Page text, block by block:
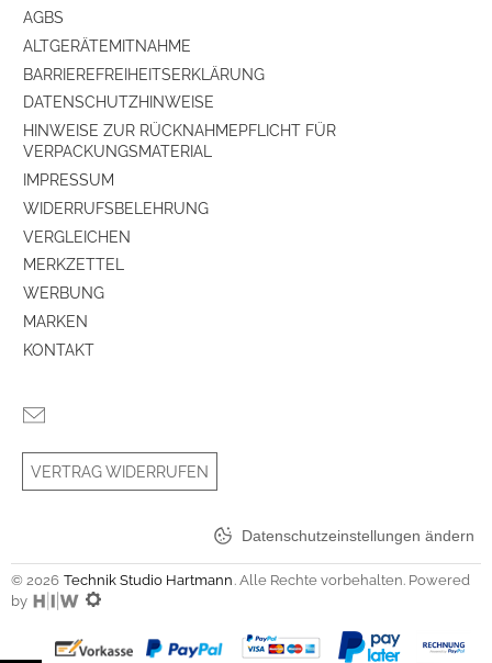
AGBS
ALTGERÄTEMITNAHME
BARRIEREFREIHEITSERKLÄRUNG
DATENSCHUTZHINWEISE
HINWEISE ZUR RÜCKNAHMEPFLICHT FÜR
VERPACKUNGSMATERIAL
IMPRESSUM
WIDERRUFSBELEHRUNG
VERGLEICHEN
MERKZETTEL
WERBUNG
MARKEN
KONTAKT
VERTRAG WIDERRUFEN
Datenschutzeinstellungen ändern
© 2026 Technik Studio Hartmann . Alle Rechte vorbehalten. Powered
by